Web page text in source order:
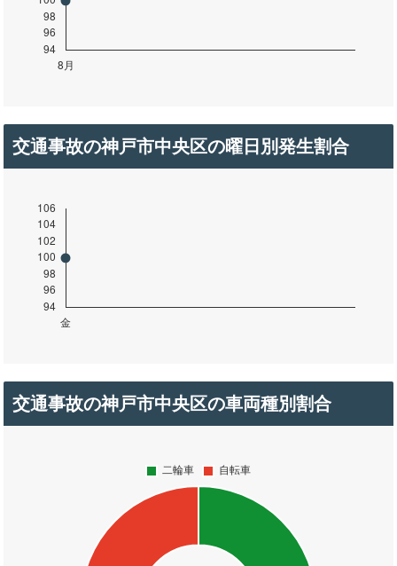
交通事故の神戸市中央区の曜日別発生割合
交通事故の神戸市中央区の車両種別割合